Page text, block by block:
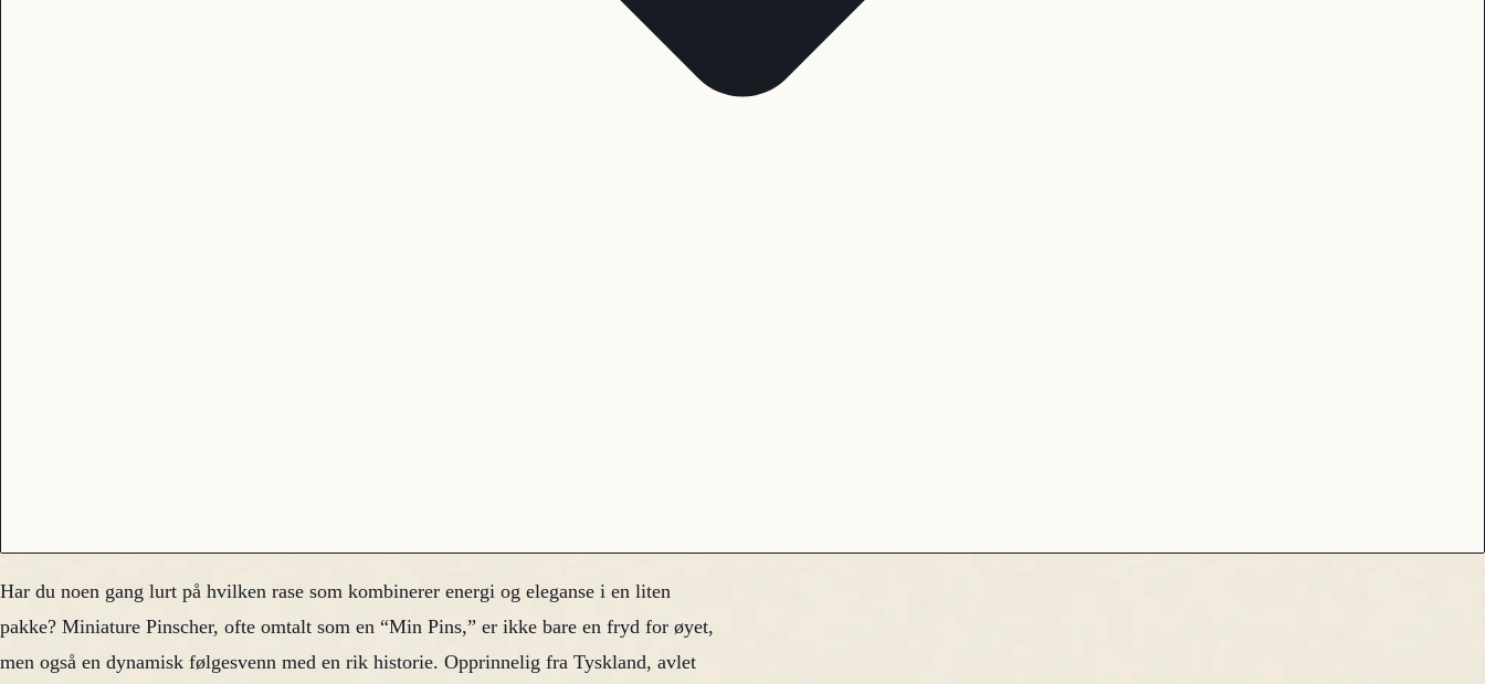
Har du noen gang lurt på hvilken rase som kombinerer energi og eleganse i en liten
pakke? Miniature Pinscher, ofte omtalt som en “Min Pins,” er ikke bare en fryd for øyet,
men også en dynamisk følgesvenn med en rik historie. Opprinnelig fra Tyskland, avlet